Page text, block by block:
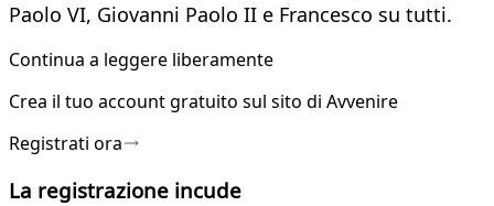
Paolo VI, Giovanni Paolo II e Francesco su tutti.
Continua a leggere liberamente
Crea il tuo accountgratuito sul sito di Avvenire
Registrati ora
La registrazione incude